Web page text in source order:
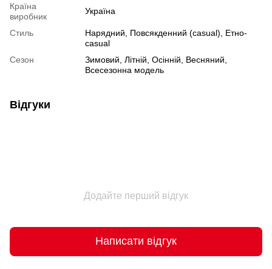
Країна
виробник
Україна
Стиль
Нарядний, Повсякденний (casual), Етно-
casual
Сезон
Зимовий, Літній, Осінній, Весняний,
Всесезонна модель
Відгуки
Додайте перший відгук
Написати відгук